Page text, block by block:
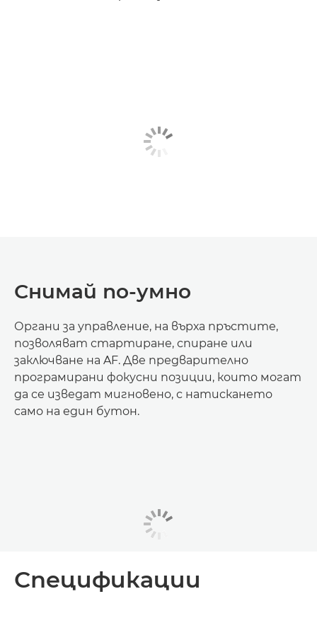
Снимай по-умно
Органи за управление, на върха пръстите,
позволяват стартиране, спиране или
заключване на AF. Две предварително
програмирани фокусни позиции, които могат
да се изведат мигновено, с натискането
само на един бутон.
Спецификации